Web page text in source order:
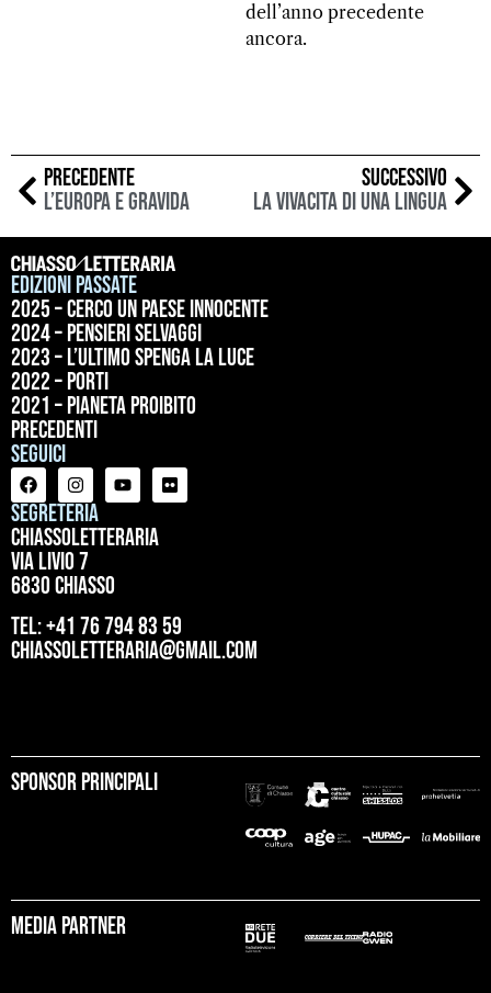
dell’anno precedente
ancora.
PRECEDENTE
L’Europa è gravida
SUCCESSIVO
La vivacità di una lingua
Edizioni passate
2025 – Cerco un paese innocente
2024 – Pensieri selvaggi
2023 – L’ultimo spenga la luce
2022 – Porti
2021 – Pianeta proibito
precedenti
Seguici
Segreteria
ChiassoLetteraria
Via Livio 7
6830 Chiasso
tel: +41 76 794 83 59
chiassoletteraria@gmail.com
Sponsor principali
Media partner